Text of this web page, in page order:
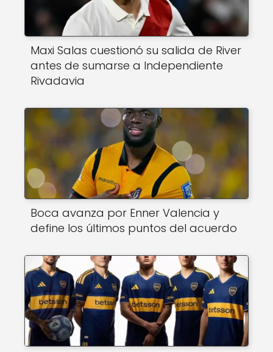
Maxi Salas cuestionó su salida de River
antes de sumarse a Independiente
Rivadavia
Boca avanza por Enner Valencia y
define los últimos puntos del acuerdo